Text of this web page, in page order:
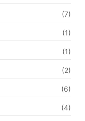
(7)
(1)
(1)
(2)
(6)
(4)